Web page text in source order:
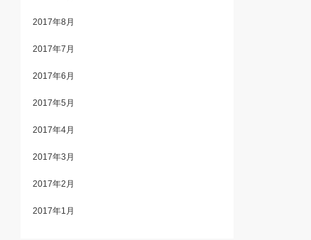
2017年8月
2017年7月
2017年6月
2017年5月
2017年4月
2017年3月
2017年2月
2017年1月